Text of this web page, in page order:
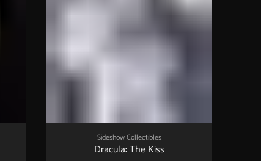
Sideshow Collectibles
Dracula: The Kiss